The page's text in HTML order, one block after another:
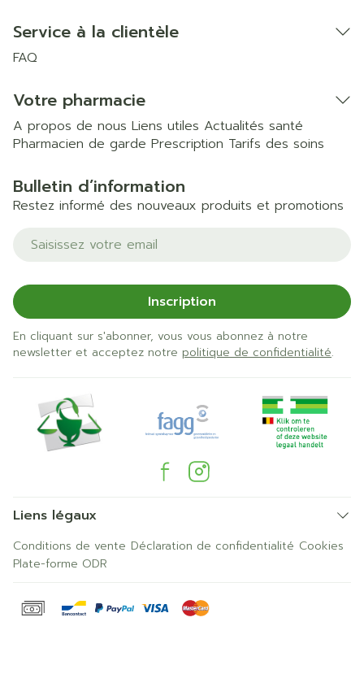
Service à la clientèle
FAQ
Votre pharmacie
A propos de nous Liens utiles Actualités santé
Pharmacien de garde Prescription Tarifs des soins
Bulletin d’information
Restez informé des nouveaux produits et promotions
Adresse mail
Inscription
En cliquant sur s'abonner, vous vous abonnez à notre
newsletter et acceptez notre politique de confidentialité.
Liens légaux
Conditions de vente Déclaration de confidentialité Cookies
Plate-forme ODR